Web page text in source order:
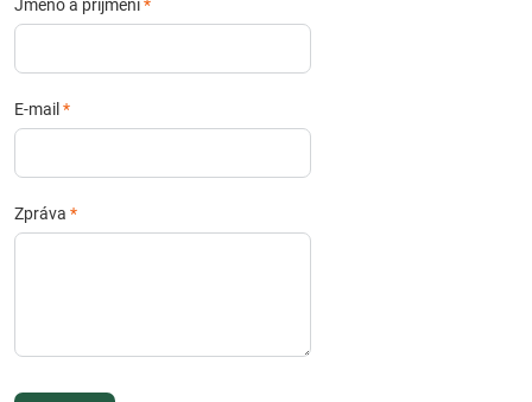
Jméno a příjmení*
E-mail *
Zpráva *